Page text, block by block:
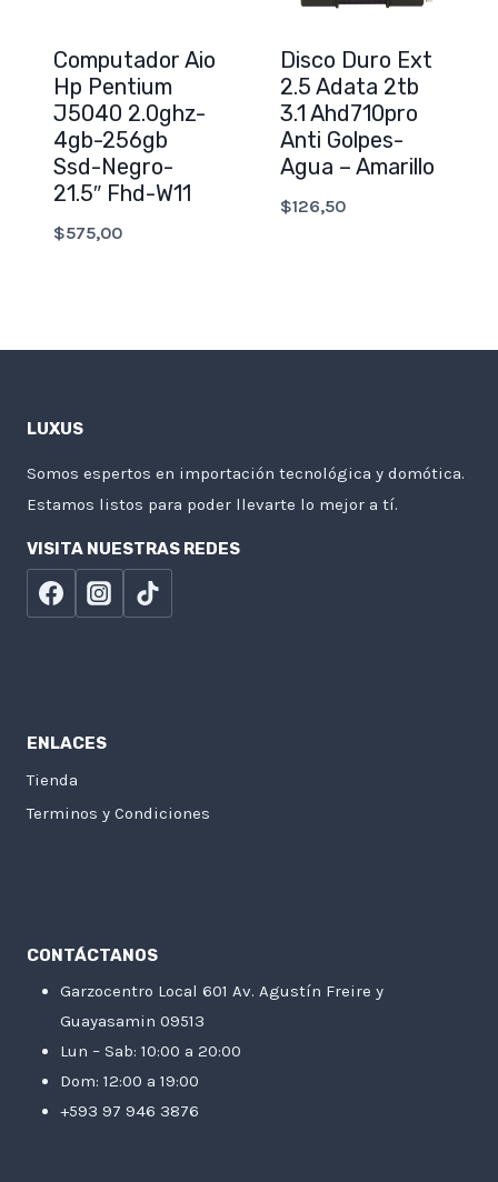
Computador Aio
Hp Pentium
J5040 2.0ghz-
4gb-256gb
Ssd-Negro-
21.5″ Fhd-W11
$575,00
Disco Duro Ext
2.5 Adata 2tb
3.1 Ahd710pro
Anti Golpes-
Agua – Amarillo
$126,50
LUXUS
Somos espertos en importación tecnológica y domótica.
Estamos listos para poder llevarte lo mejor a tí.
VISITA NUESTRAS REDES
ENLACES
Tienda
Terminos y Condiciones
CONTÁCTANOS
Garzocentro Local 601 Av. Agustín Freire y
Guayasamin 09513
Lun – Sab: 10:00 a 20:00
Dom: 12:00 a 19:00
+593 97 946 3876